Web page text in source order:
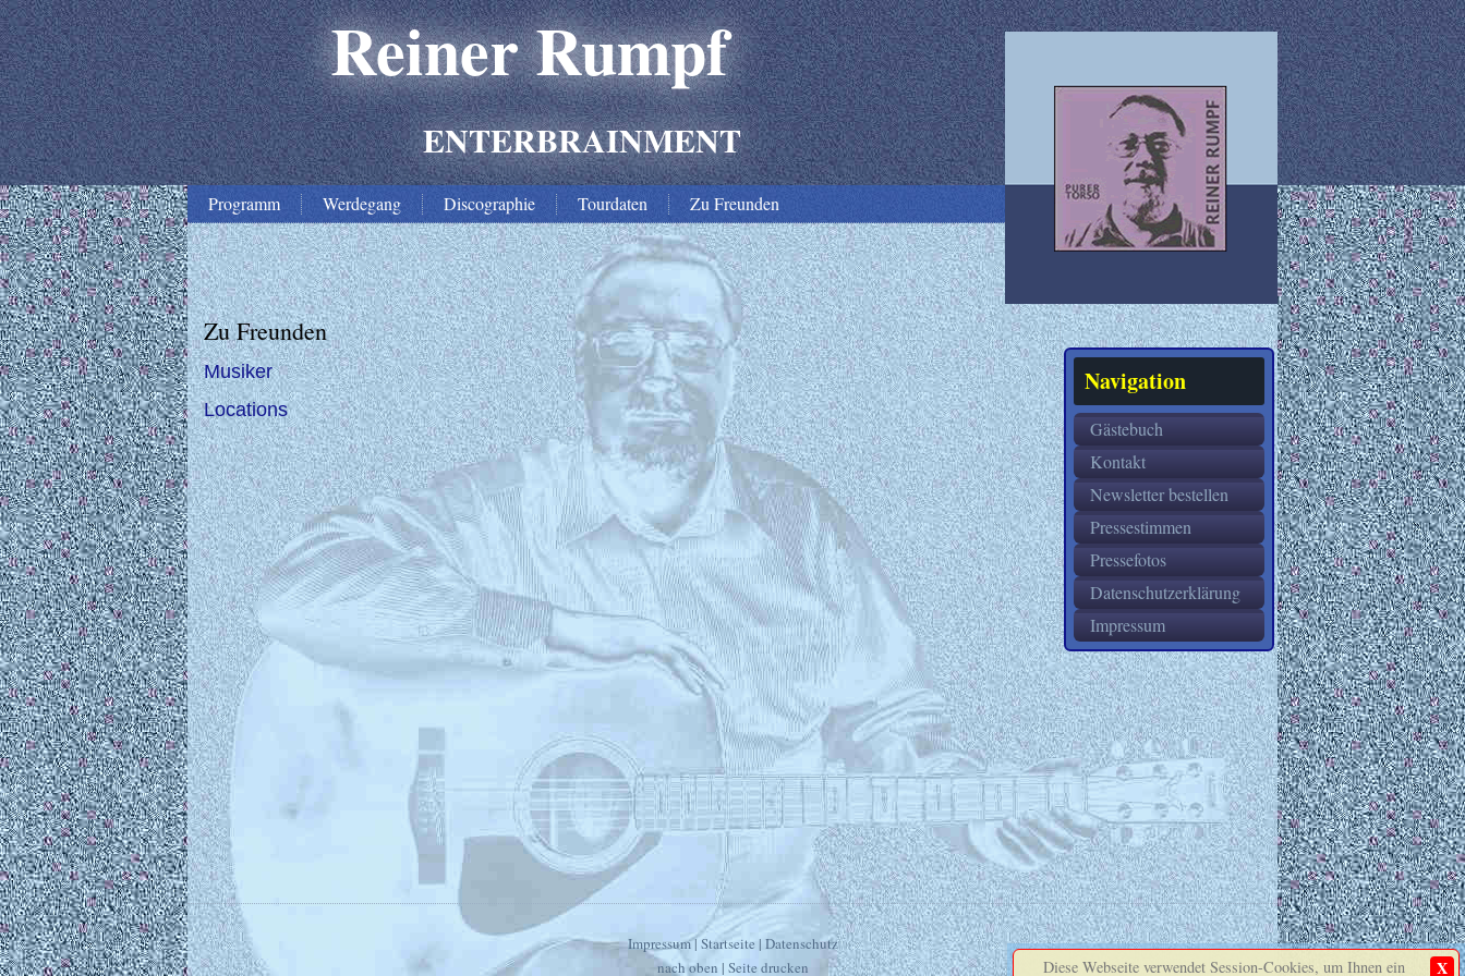
Reiner Rumpf
ENTERBRAINMENT
Programm Werdegang Discographie Tourdaten Zu Freunden
Zu Freunden
Musiker
Locations
Navigation
Gästebuch
Kontakt
Newsletter bestellen
Pressestimmen
Pressefotos
Datenschutzerklärung
Impressum
Impressum|Startseite | Datenschutz
nach oben | Seite drucken X
Diese Webseite verwendet Session-Cookies, um Ihnen ein